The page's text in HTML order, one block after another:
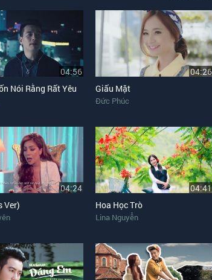
04:56
Nói Rằng Rất Yêu
04:26
Giấu Mặt
Đức Phúc
04:24
Ver)
04:41
Hoa Học Trò
Lina Nguyễn